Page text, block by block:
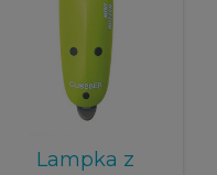
Lampka z